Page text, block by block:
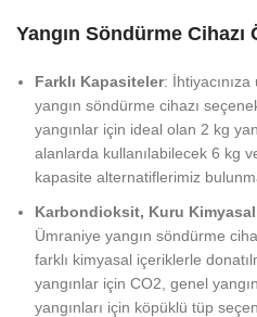
Yangın Söndürme Cihazı
Farklı Kapasiteler:
yangın söndürme cihazı
yangınlar için ideal olan 2 kg
alanlarda kullanılabilecek 6 kg
kapasite alternatiflerimiz
Karbondioksit, Kuru
Ümraniye yangın söndürme
farklı kimyasal içeriklerle
yangınlar için CO2, genel
yangınları için köpüklü tüp